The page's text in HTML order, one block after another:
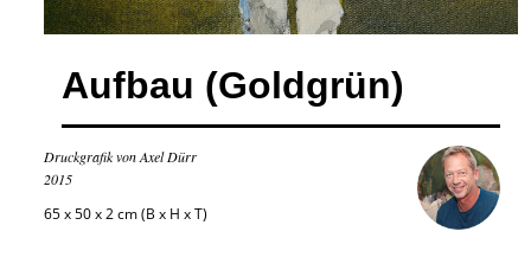
Aufbau (Goldgrün)
Druckgrafik von Axel Dürr
2015
65 x 50 x 2 cm (B x H x T)